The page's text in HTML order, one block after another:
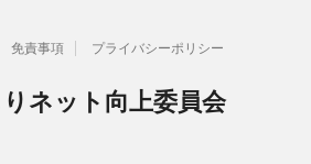
免責事項 プライバシーポリシー
ネット向上委員会